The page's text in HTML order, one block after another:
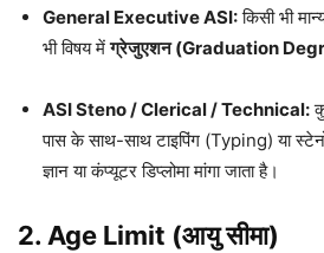
General Executive ASI:किसी भी
भी विषय मेंग्रेजुएशन (Graduation
ASI Steno / Clerical / Technical:
पास के साथ-साथ टाइपिंग (Typing) या
ज्ञान या कंप्यूटर डिप्लोमा मांगा जाता है।
2. Age Limit (आयु सीमा)